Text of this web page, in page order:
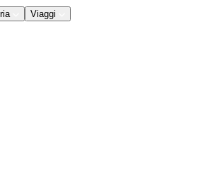
Viaggi